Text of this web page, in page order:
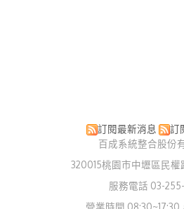
訂閱最新消息
訂
百成系統整合股份
320015桃園市中壢區民權
服務電話 03-
營業時間 08:30~17:30